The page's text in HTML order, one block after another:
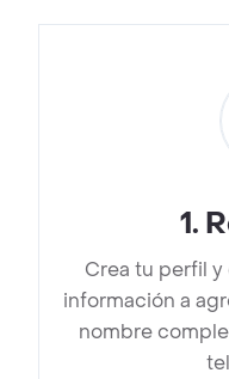
1.
Crea tu perfil
información a
nombre